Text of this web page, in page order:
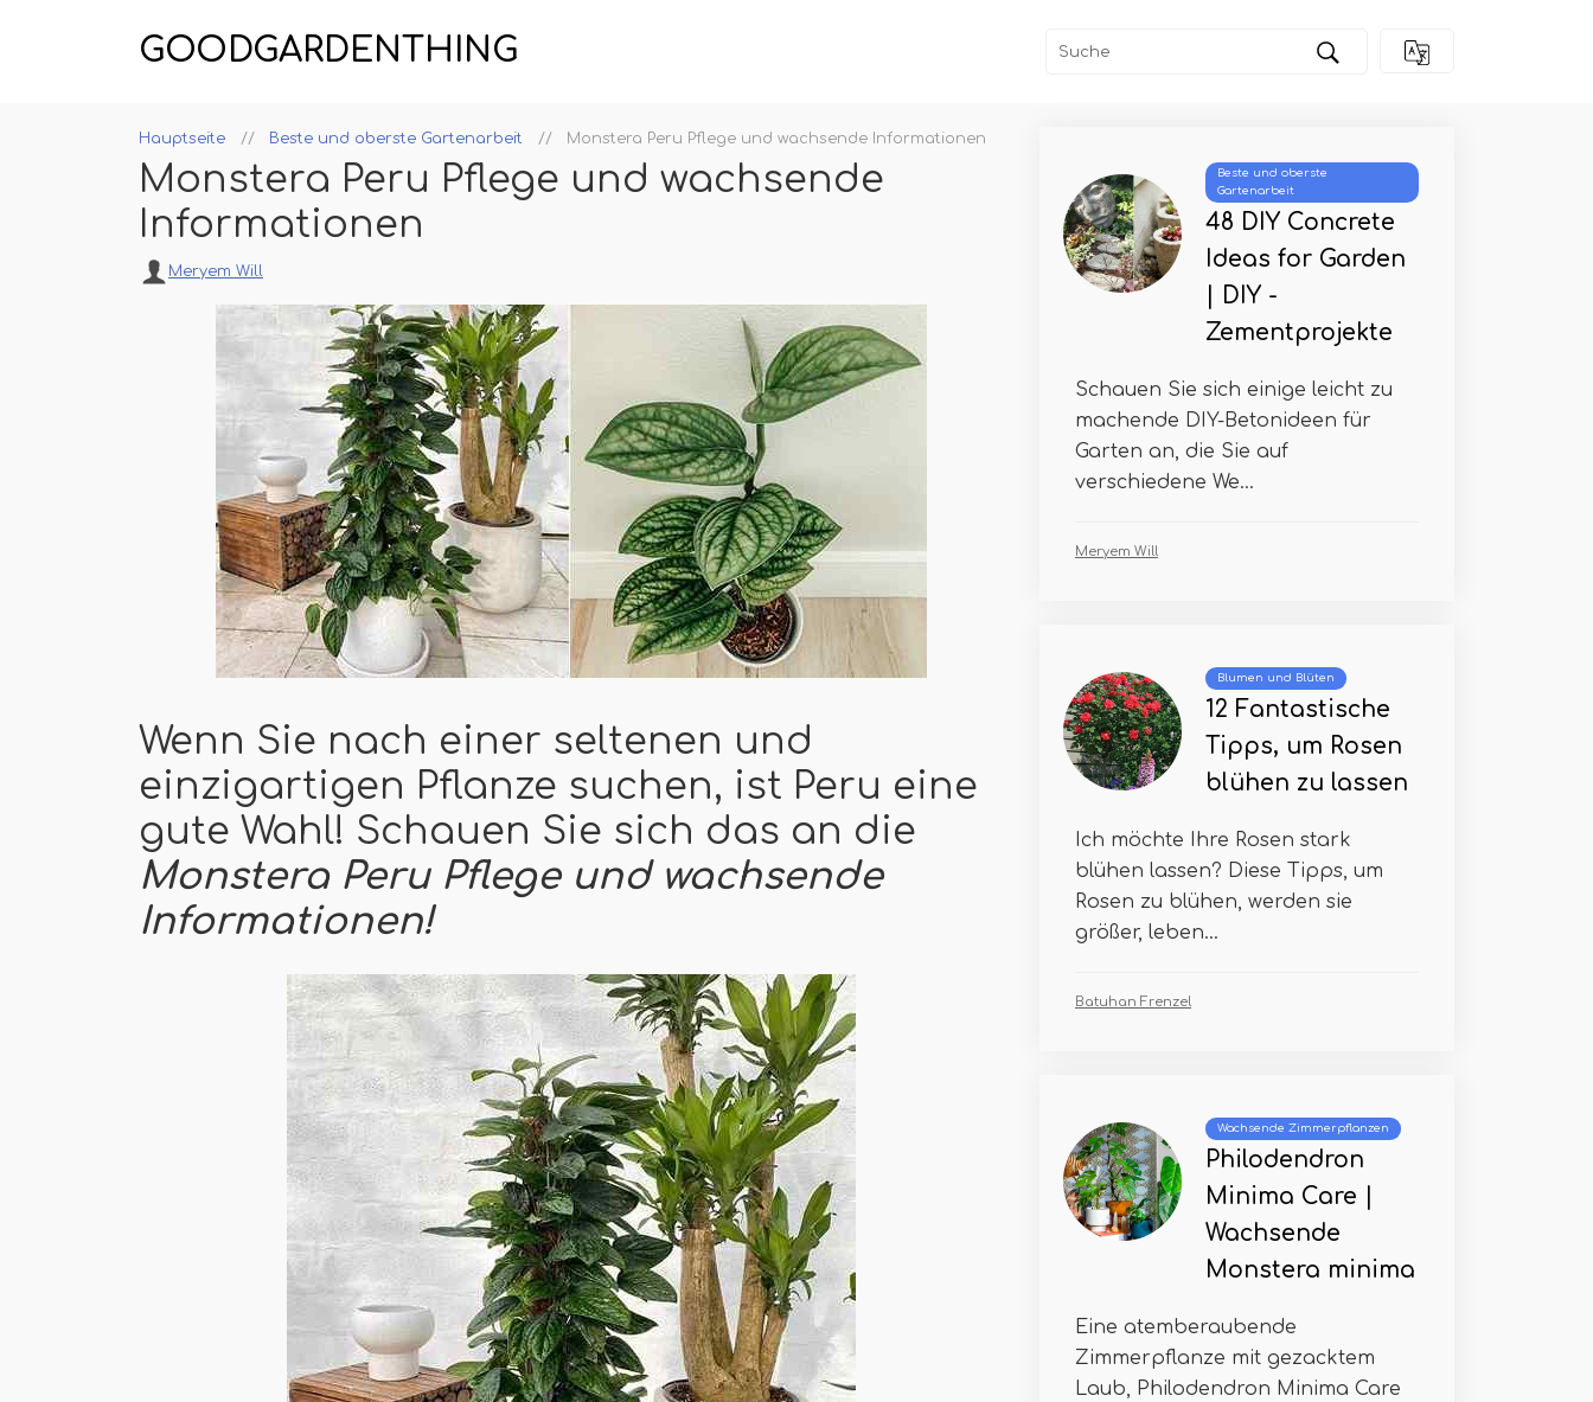
GOODGARDENTHING
Hauptseite Beste und oberste Gartenarbeit Monstera Peru Pflege und wachsende Informationen
Monstera Peru Pflege und wachsende
Informationen
Meryem Will
Wenn Sie nach einer seltenen und
einzigartigen Pflanze suchen, ist Peru eine
gute Wahl! Schauen Sie sich das an die
Monstera Peru Pflege und wachsende
Informationen!
Beste und oberste
Gartenarbeit
48 DIY Concrete
Ideas for Garden
| DIY -
Zementprojekte
Schauen Sie sich einige leicht zu
machende DIY-Betonideen für
Garten an, die Sie auf
verschiedene We...
Meryem Will
Blumen und Blüten
12 Fantastische
Tipps, um Rosen
blühen zu lassen
Ich möchte Ihre Rosen stark
blühen lassen? Diese Tipps, um
Rosen zu blühen, werden sie
größer, leben...
Batuhan Frenzel
Wachsende Zimmerpflanzen
Philodendron
Minima Care |
Wachsende
Monstera minima
Eine atemberaubende
Zimmerpflanze mit gezacktem
Laub, Philodendron Minima Care